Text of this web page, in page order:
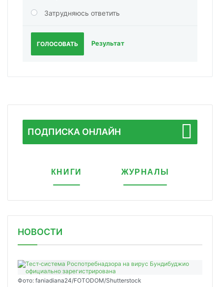
Затрудняюсь ответить
ГОЛОСОВАТЬ Результат
ПОДПИСКА ОНЛАЙН
КНИГИ ЖУРНАЛЫ
НОВОСТИ
Фото: faniadiana24/FOTODOM/Shutterstock